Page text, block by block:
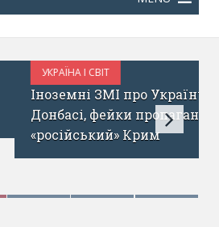
Україну: криза на
та